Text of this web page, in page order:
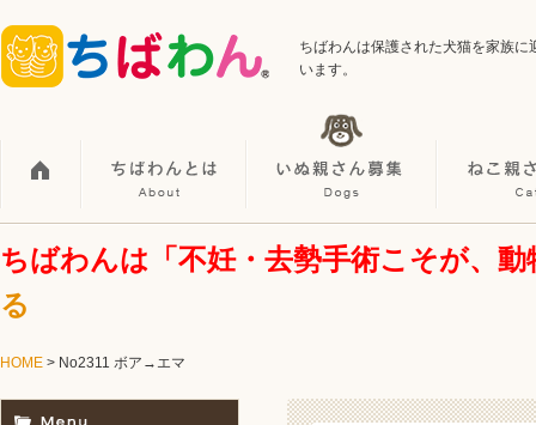
ちばわんは保護された犬猫を家族
います。
ちばわんは「不妊・去勢手術こそが、
る
HOME > No2311 ボア→エマ